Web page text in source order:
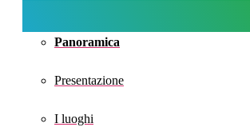
Panoramica
Presentazione
I luoghi